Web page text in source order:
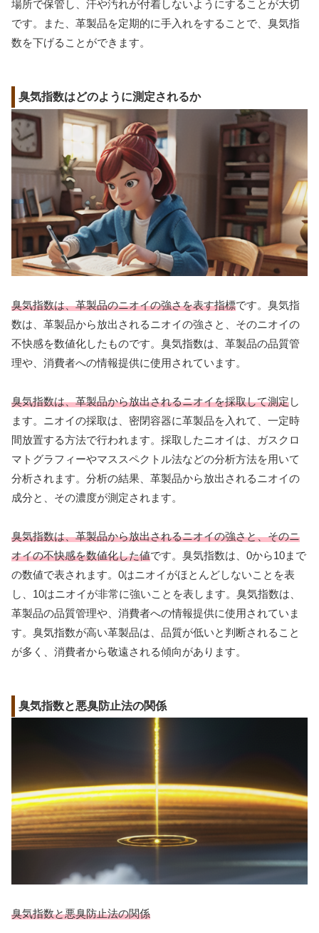
場所で保管し、汗や汚れが付着しないようにすることが大切
です。また、革製品を定期的に手入れをすることで、臭気指
数を下げることができます。
臭気指数はどのように測定されるか
臭気指数は、革製品のニオイの強さを表す指標です。臭気指
数は、革製品から放出されるニオイの強さと、そのニオイの
不快感を数値化したものです。臭気指数は、革製品の品質管
理や、消費者への情報提供に使用されています。
臭気指数は、革製品から放出されるニオイを採取して測定し
ます。ニオイの採取は、密閉容器に革製品を入れて、一定時
間放置する方法で行われます。採取したニオイは、ガスクロ
マトグラフィーやマススペクトル法などの分析方法を用いて
分析されます。分析の結果、革製品から放出されるニオイの
成分と、その濃度が測定されます。
臭気指数は、革製品から放出されるニオイの強さと、そのニ
オイの不快感を数値化した値です。臭気指数は、0から10まで
の数値で表されます。0はニオイがほとんどしないことを表
し、10はニオイが非常に強いことを表します。臭気指数は、
革製品の品質管理や、消費者への情報提供に使用されていま
す。臭気指数が高い革製品は、品質が低いと判断されること
が多く、消費者から敬遠される傾向があります。
臭気指数と悪臭防止法の関係
臭気指数と悪臭防止法の関係